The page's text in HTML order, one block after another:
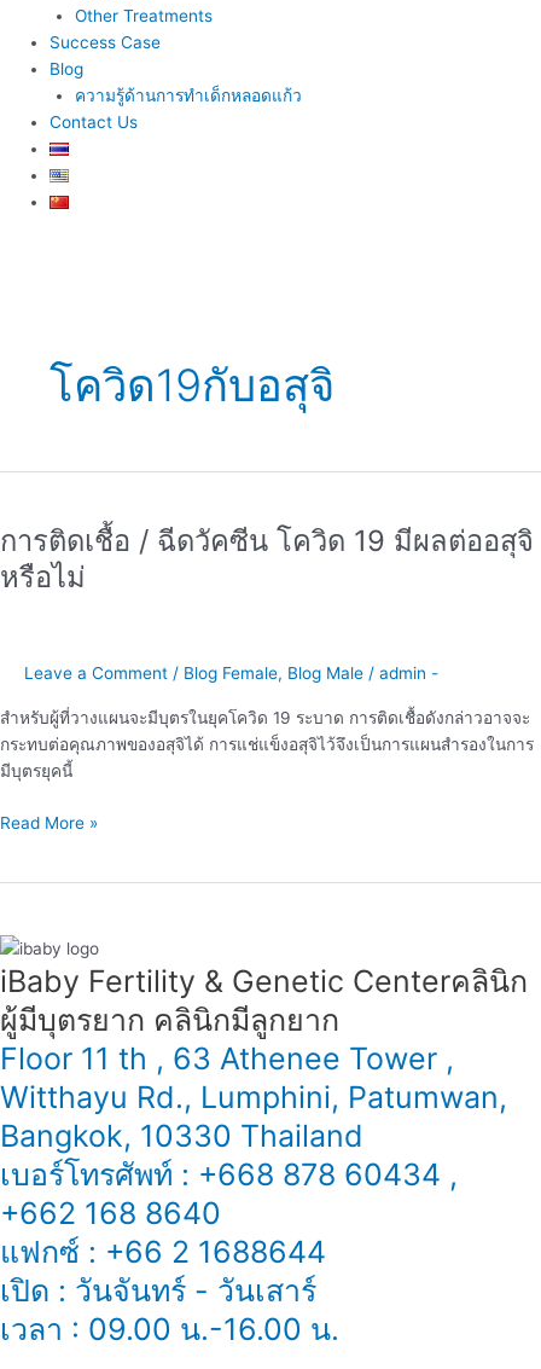
Other Treatments
Success Case
Blog
ความรู้ด้านการทำเด็กหลอดแก้ว
Contact Us
โควิด19กับอสุจิ
การติดเชื้อ / ฉีดวัคซีน โควิด 19 มีผลต่ออสุจิ
หรือไม่
Leave a Comment / Blog Female, Blog Male / admin -
สำหรับผู้ที่วางแผนจะมีบุตรในยุคโควิด 19 ระบาด การติดเชื้อดังกล่าวอาจจะ
กระทบต่อคุณภาพของอสุจิได้ การแช่แข็งอสุจิไว้จึงเป็นการแผนสำรองในการ
มีบุตรยุคนี้
เชื้อ
ฉีด
มี
ผล
ต่อ
หรือ
Read More »
iBaby Fertility & Genetic Center​ คลินิก
ผู้มีบุตรยาก คลินิกมีลูกยาก
Floor 11 th , 63 Athenee Tower ,
Witthayu Rd., Lumphini, Patumwan,
Bangkok, 10330 Thailand
เบอร์โทรศัพท์ : +668 878 60434 ,
+662 168 8640
แฟกซ์ : +66 2 1688644
เปิด : วันจันทร์ - วันเสาร์
เวลา : 09.00 น.-16.00 น.